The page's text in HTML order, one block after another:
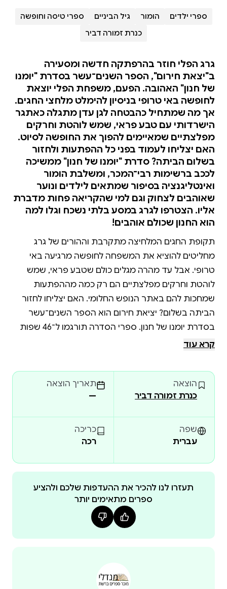
ספרי ילדים הומור גיל הביניים
ספרי טיסה וחופשה
כנרת זמורה דביר
גרג הפלי חוזר בהרפתקה חדשה ומסעירה
ב"יצאת חירום", הספר השנים־עשר בסדרת "יומנו
של חנון" האהובה. הפעם, משפחת הפלי יוצאת
לחופשה באי טרופי בניסיון להימלט מלחצי החגים.
אך מה שמתחיל כהבטחה לגן עדן מתגלה כאתגר
הישרדותי עם טבע פראי, שמש לוהטת וחרקים
מפלצתיים שמאיימים להפוך את החופשה לסיוט.
האם יצליחו לעמוד בפני כל ההפתעות ולחזור
בשלום הביתה? סדרת "יומנו של חנון" ממשיכה
לככב ברשימות רבי־המכר, ומשלבת הומור
ואינטליגנציה בסיפור שמתאים לילדים ונוער
שאוהבים לצחוק וגם למי שהקריאה פחות מדברת
אליו. הצטרפו לגרג במסע בלתי נשכח וגלו למה
הוא החנון שכולם אוהבים!
תקופת החגים המלחיצה מתקרבת וההורים של גרג
מחליטים להוציא את המשפחה לחופשה מרגיעה באי
טרופי. אבל עד מהרה מגלים כולם שטבע פראי, שמש
לוהטת וחרקים מפלצתיים הם רק כמה מההפתעות
שמחכות להם באתר הנופש החלומי. האם יצליחו לחזור
הביתה בשלום? יציאת חירום הוא הספר השנים־עשר
בסדרת יומנו של חנון. ספרי הסדרה תורגמו ל־46 שפות
ועובדו לשלושה סרטים. הם זכו להצלחה מסחררת בעולם
רבי־המכר ונבחרים שוב ושוב לרשימת הספרים האהובים
במצעד הספרים של משרד החינוך. "גרג הפלי הוא
הוא הסוּפר־גיבור החדש." הדס ליבוביץ, עכבר העיר
קרא עוד
הוצאה
כנרת זמורה דביר
תאריך הוצאה
—
שפה
עברית
כריכה
רכה
תעזרו לנו להכיר את ההעדפות שלכם ולהציע
ספרים מתאימים יותר